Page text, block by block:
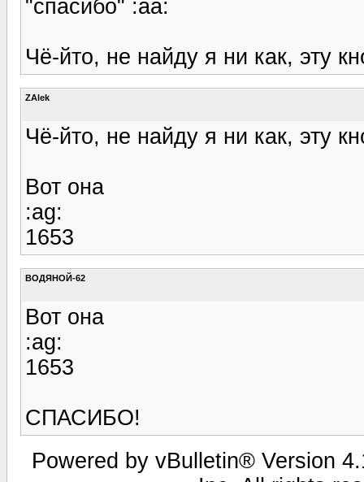
"спасибо" :aa:
Чё-йто, не найду я ни как, эту
ZAlek
Чё-йто, не найду я ни как, эту
Вот она
:ag:
1653
ВОДЯНОЙ-62
Вот она
:ag:
1653
СПАСИБО!
Powered by vBulletin® Version